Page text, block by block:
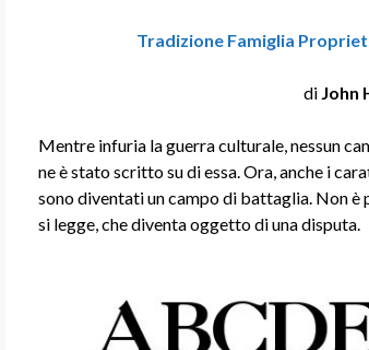
Tradizione Famiglia
di John
Mentre infuria la guerra culturale, nessun
ne è stato scritto su di essa. Ora, anche i
sono diventati un campo di battaglia. Non è
si legge, che diventa oggetto di una disputa.